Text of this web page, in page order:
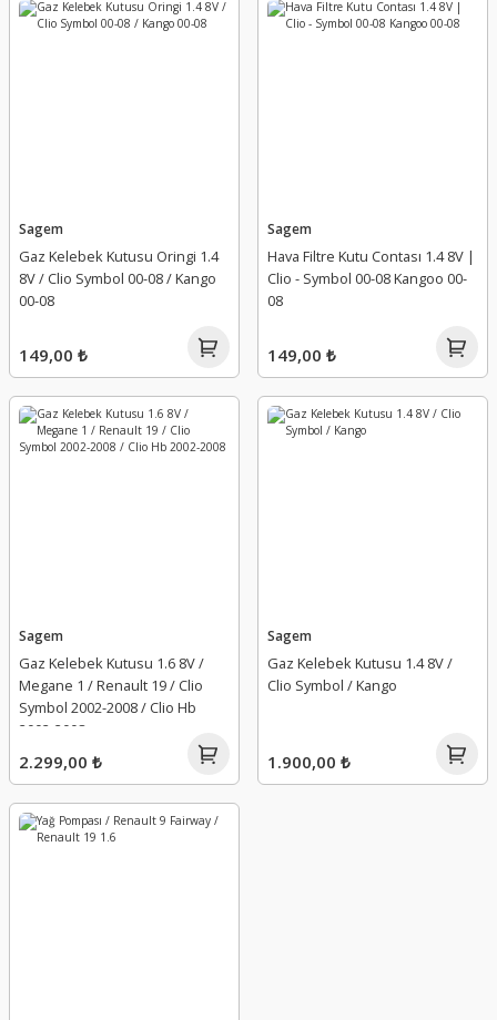
Sagem
Gaz Kelebek Kutusu Oringi 1.4
8V / Clio Symbol 00-08 / Kango
00-08
149,00 ₺
Sagem
Hava Filtre Kutu Contası 1.4 8V |
Clio - Symbol 00-08 Kangoo 00-
08
149,00 ₺
Sagem
Gaz Kelebek Kutusu 1.6 8V /
Megane 1 / Renault 19 / Clio
Symbol 2002-2008 / Clio Hb
2002-2008
2.299,00 ₺
Sagem
Gaz Kelebek Kutusu 1.4 8V /
Clio Symbol / Kango
1.900,00 ₺